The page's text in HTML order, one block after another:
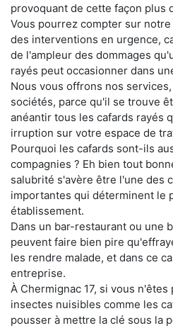
provoquant de cette façon plus
Vous pourrez compter sur
des interventions en urgence,
de l'ampleur des dommages
rayés peut occasionner dans
Nous vous offrons nos
sociétés, parce qu'il se trouve
anéantir tous les cafards rayés
irruption sur votre espace de
Pourquoi les cafards sont-ils
compagnies ? Eh bien tout
salubrité s'avère être l'une des
importantes qui déterminent le
établissement.
Dans un bar-restaurant ou une
peuvent faire bien pire
les rendre malade, et dans ce
entreprise.
À Chermignac 17, si vous
insectes nuisibles comme les
pousser à mettre la clé sous la